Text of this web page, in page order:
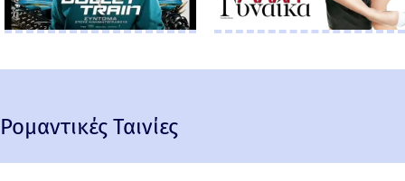
Ρομαντικές Ταινίες